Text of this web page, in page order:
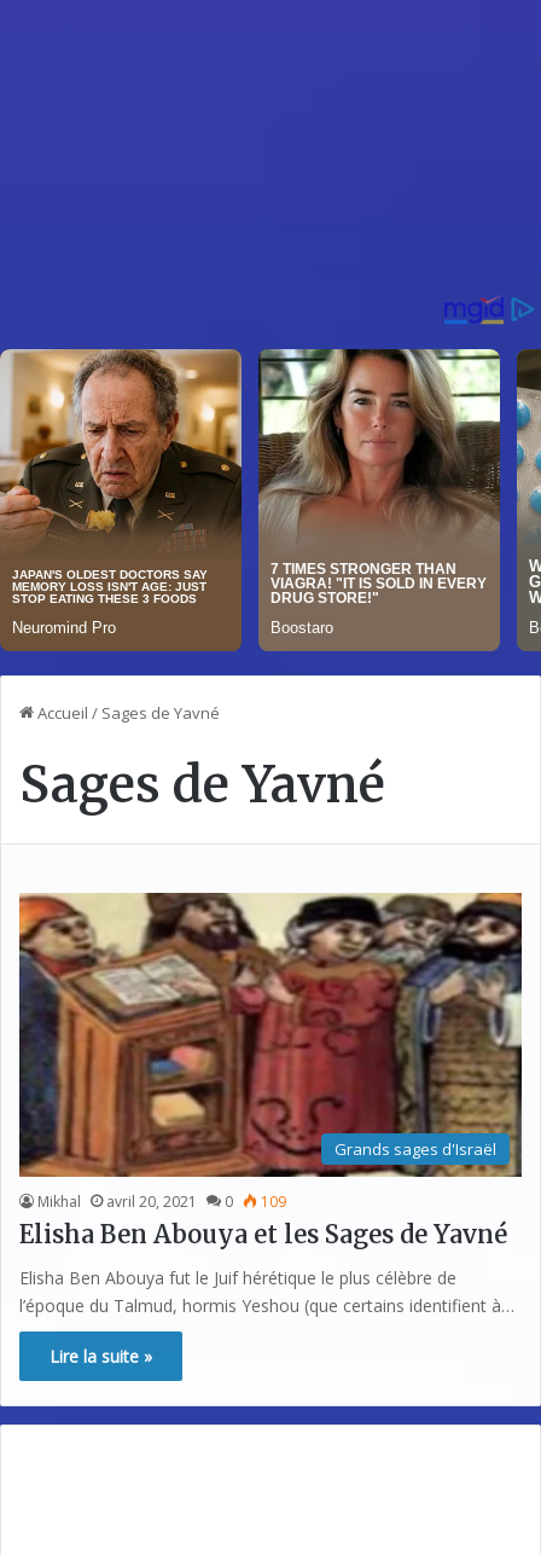
Accueil / Sages de Yavné
Sages de Yavné
Grands sages d'Israël
Mikhal avril 20, 2021 0 109
Elisha Ben Abouya et les Sages de Yavné
Elisha Ben Abouya fut le Juif hérétique le plus célèbre de
l’époque du Talmud, hormis Yeshou (que certains identifient à…
Lire la suite »